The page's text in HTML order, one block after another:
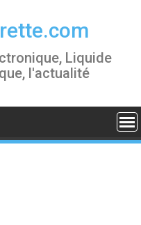
Liquide
l'actualité